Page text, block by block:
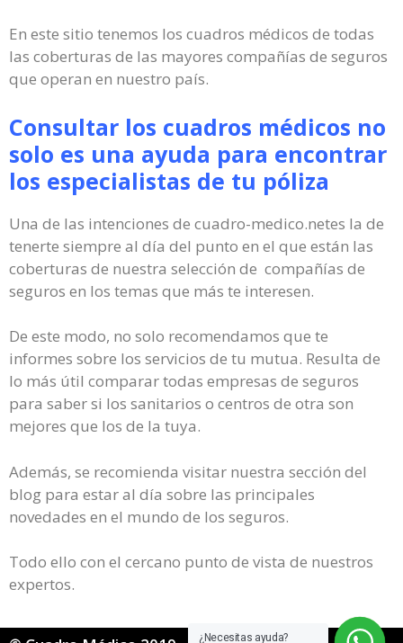
¿Necesitas ayuda?
En este sitio tenemos los cuadros médicos de todas
las coberturas de las mayores compañías de seguros
que operan en nuestro país.
Consultar los cuadros médicos no
solo es una ayuda para encontrar
los especialistas de tu póliza
Una de las intenciones de cuadro-medico.netes la de
tenerte siempre al día del punto en el que están las
coberturas de nuestra selección de compañías de
seguros en los temas que más te interesen.
De este modo, no solo recomendamos que te
informes sobre los servicios de tu mutua. Resulta de
lo más útil comparar todas empresas de seguros
para saber si los sanitarios o centros de otra son
mejores que los de la tuya.
Además, se recomienda visitar nuestra sección del
blog para estar al día sobre las principales
novedades en el mundo de los seguros.
Todo ello con el cercano punto de vista de nuestros
expertos.